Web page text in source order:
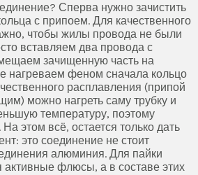
Сперва нужно зачистить
с припоем. Для качественного
чтобы жилы провода не были
вставляем два провода с
зачищенную часть на
нагреваем феном сначала кольцо
расплавления (припой
можно нагреть саму трубку и
температуру, поэтому
этом всё, остается только дать
это соединение не стоит
алюминия. Для пайки
флюсы, а в составе этих